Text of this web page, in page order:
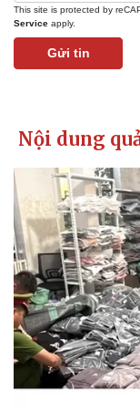
This site is protected by
Service apply.
Gửi tin